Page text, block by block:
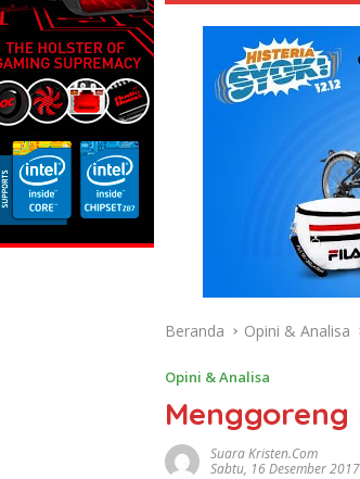
Beranda Opini & Analisa
Opini & Analisa
Suara Kristen.com
Sabtu, 16 Desember